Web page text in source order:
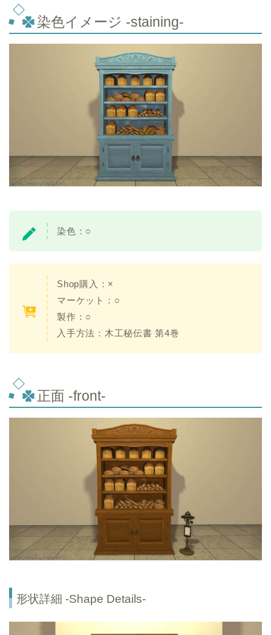
染色イメージ -staining-
染色： ○
Shop購入：×
マーケット：○
製作：○
入手方法： 木工秘伝書 第4巻
正面 -front-
形状詳細 -Shape Details-